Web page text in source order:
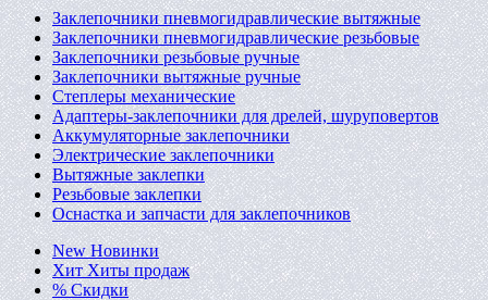
Заклепочники пневмогидравлические вытяжные
Заклепочники пневмогидравлические резьбовые
Заклепочники резьбовые ручные
Заклепочники вытяжные ручные
Степлеры механические
Адаптеры-заклепочники для дрелей, шуруповертов
Аккумуляторные заклепочники
Электрические заклепочники
Вытяжные заклепки
Резьбовые заклепки
Оснастка и запчасти для заклепочников
New Новинки
Хит Хиты продаж
% Скидки